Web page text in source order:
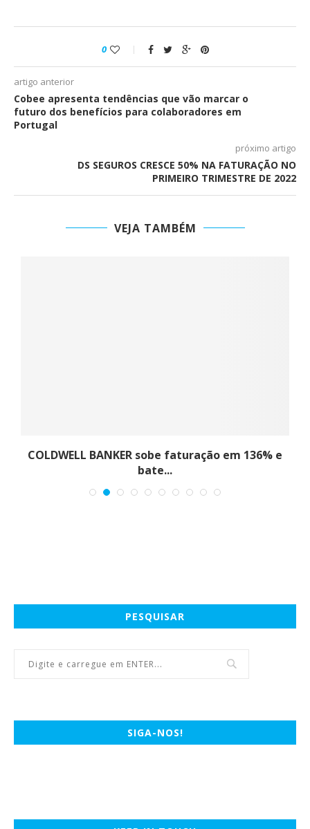
0
artigo anterior
Cobee apresenta tendências que vão marcar o
futuro dos benefícios para colaboradores em
Portugal
próximo artigo
DS SEGUROS CRESCE 50% NA FATURAÇÃO NO
PRIMEIRO TRIMESTRE DE 2022
VEJA TAMBÉM
COLDWELL BANKER sobe faturação em 136% e
bate...
PESQUISAR
SIGA-NOS!